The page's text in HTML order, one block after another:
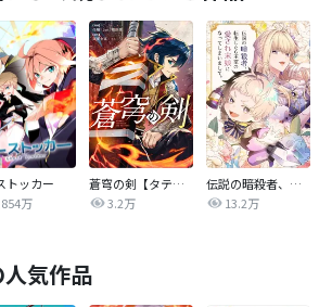
トッカー
万
蒼穹の剣【タテヨミ】
3.2万
伝説の暗殺者、転生したら王家の愛され末娘になってしまいまして。【タテヨミ】
13.2万
気作品